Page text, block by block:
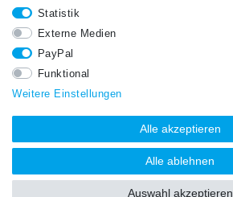
STAY CONNECTED.
Statistik
Externe Medien
PayPal
Funktional
Weitere Einstellungen
Alle akzeptieren
Alle ablehnen
Auswahl akzeptieren